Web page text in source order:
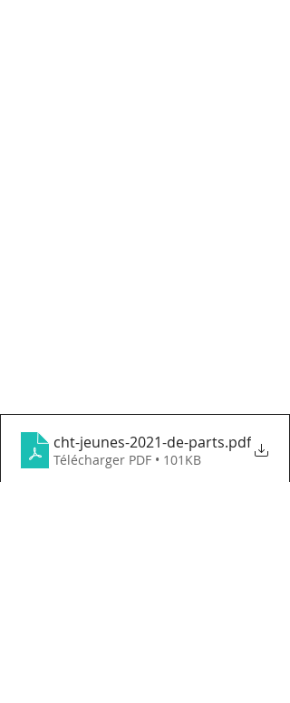
cht-jeunes-2021-de-parts.pdf
Télécharger PDF • 101KB